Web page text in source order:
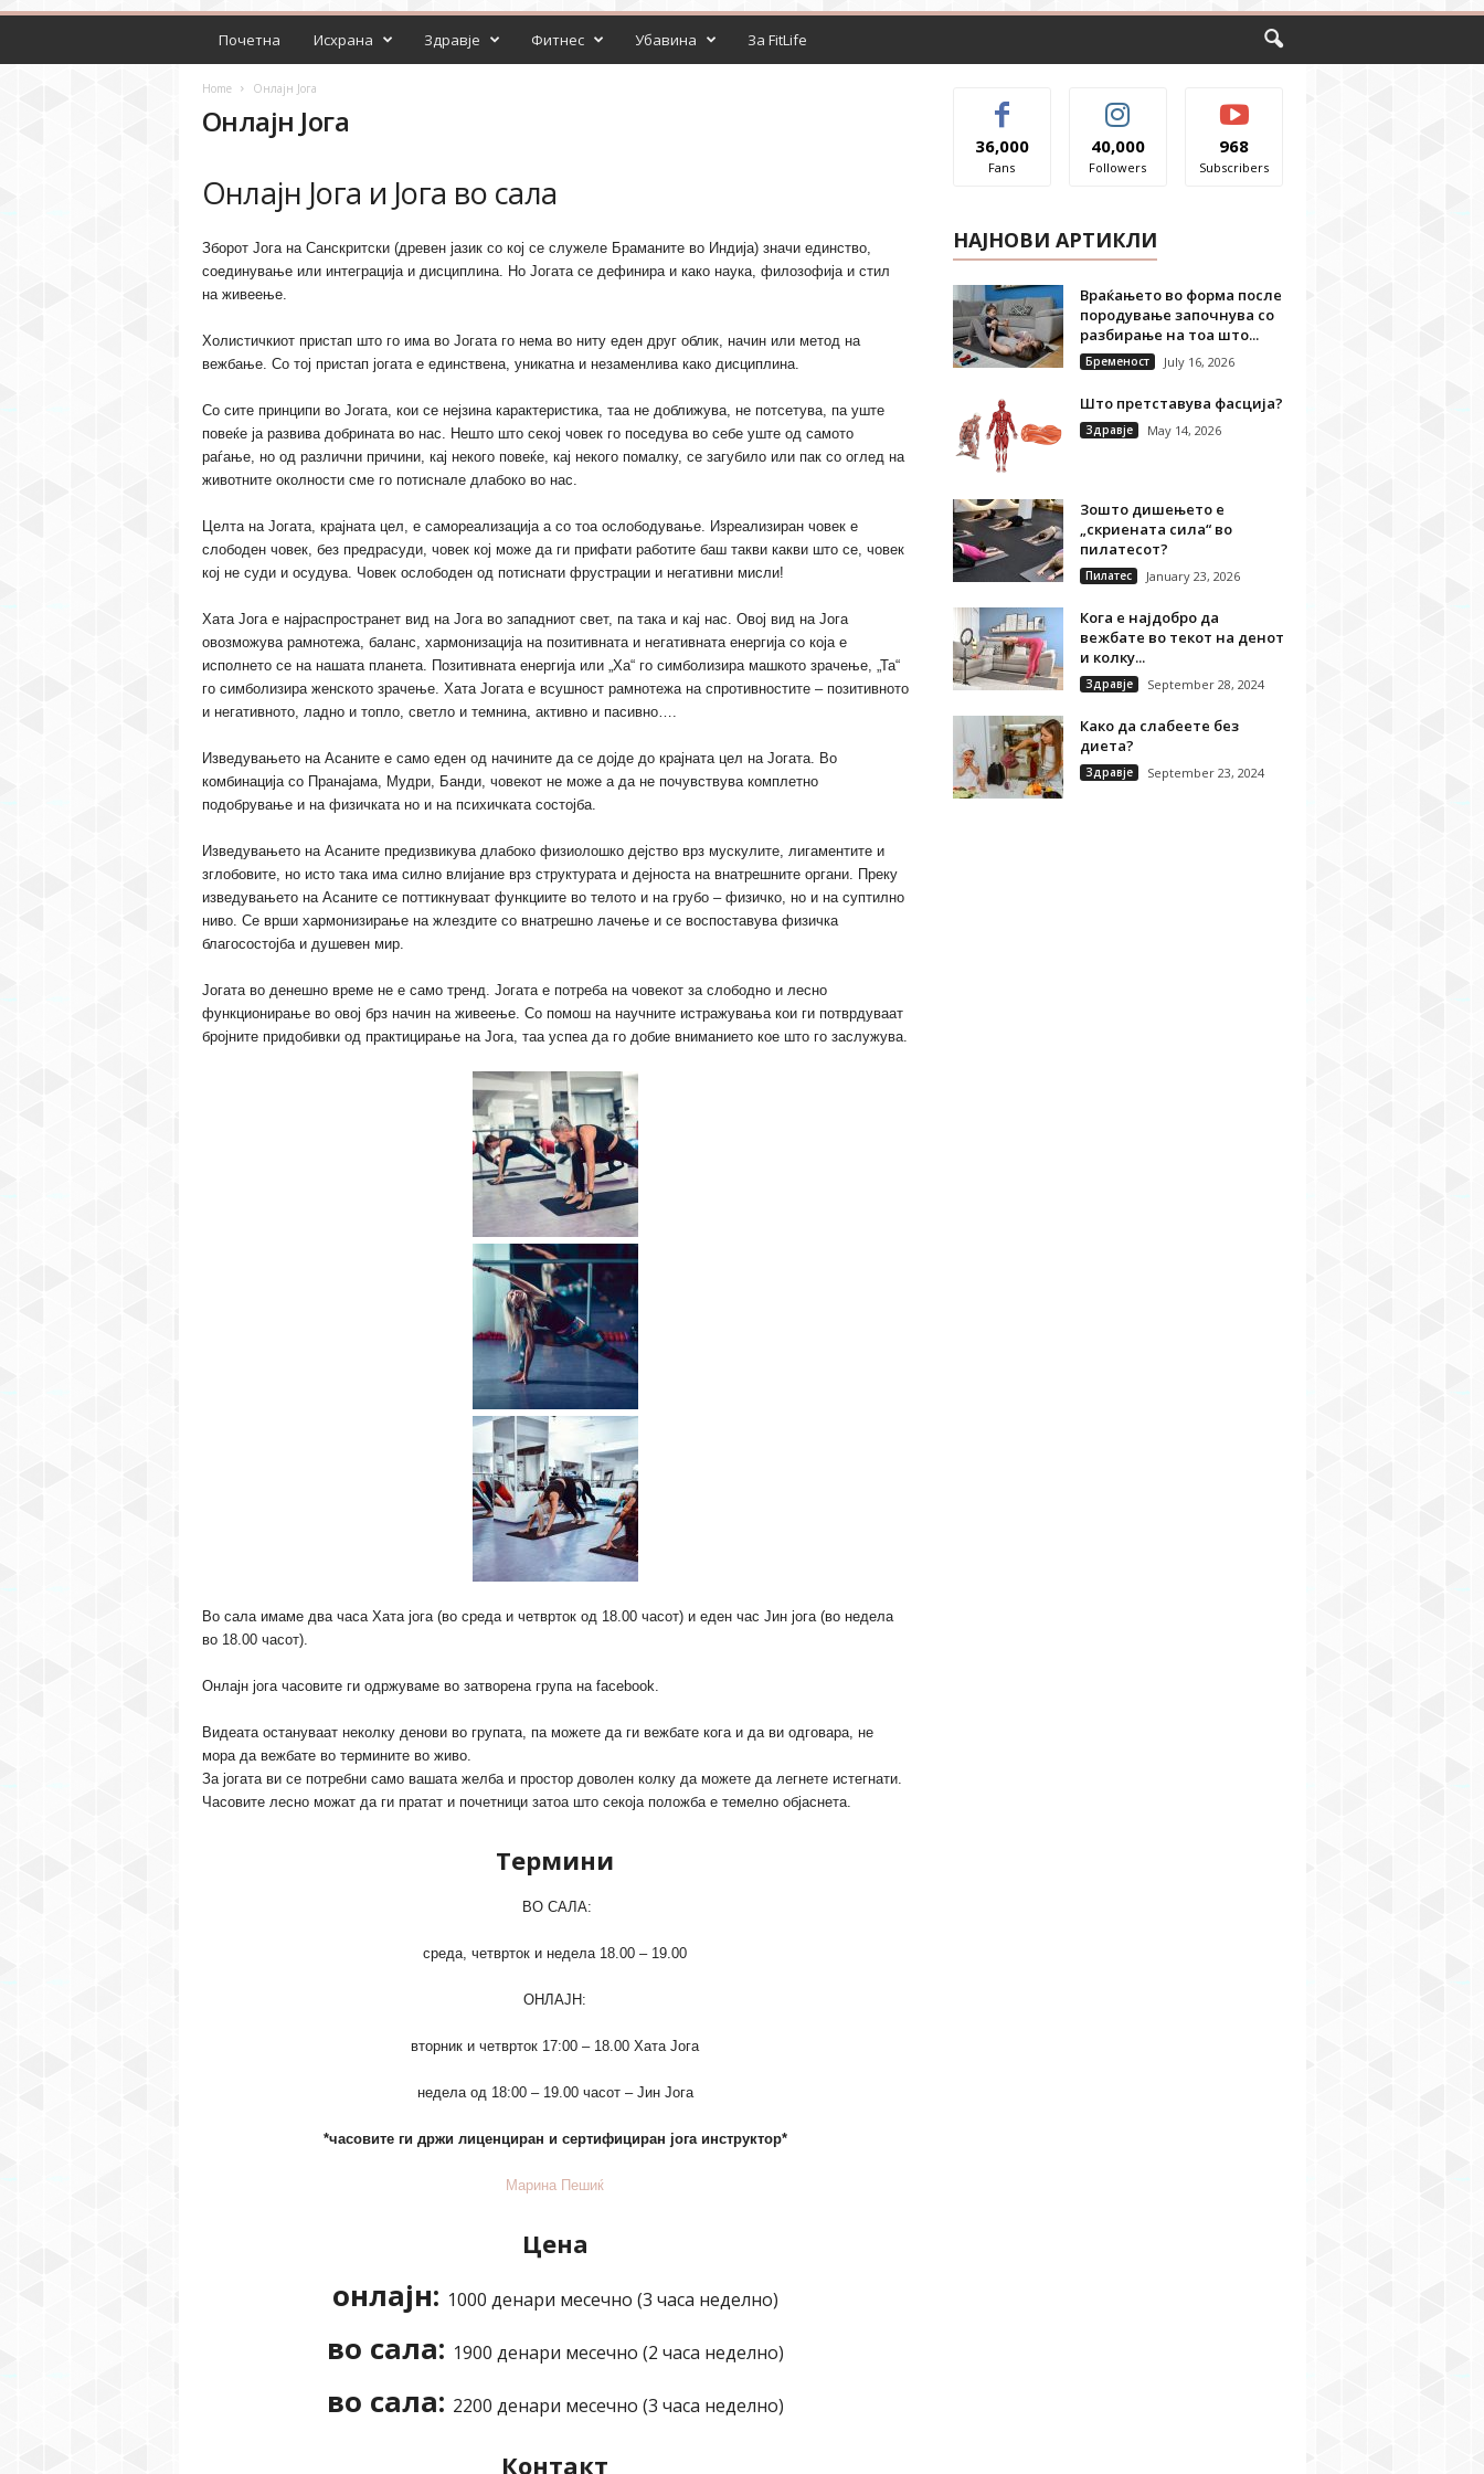
Почетна Исхрана Здравје Фитнес Убавина За FitLife
Home Онлајн Јога
Онлајн Јога
Онлајн Јога и Јога во сала
Зборот Јога на Санскритски (древен јазик со кој се служеле Браманите во Индија) значи единство,
соединување или интеграција и дисциплина. Но Јогата се дефинира и како наука, филозофија и стил
на живеење.
Холистичкиот пристап што го има во Јогата го нема во ниту еден друг облик, начин или метод на
вежбање. Со тој пристап јогата е единствена, уникатна и незаменлива како дисциплина.
Со сите принципи во Јогата, кои се нејзина карактеристика, таа не доближува, не потсетува, па уште
повеќе ја развива добрината во нас. Нешто што секој човек го поседува во себе уште од самото
раѓање, но од различни причини, кај некого повеќе, кај некого помалку, се загубило или пак со оглед на
животните околности сме го потиснале длабоко во нас.
Целта на Јогата, крајната цел, е самореализација а со тоа ослободување. Изреализиран човек е
слободен човек, без предрасуди, човек кој може да ги прифати работите баш такви какви што се, човек
кој не суди и осудува. Човек ослободен од потиснати фрустрации и негативни мисли!
Хата Јога е најраспространет вид на Јога во западниот свет, па така и кај нас. Овој вид на Јога
овозможува рамнотежа, баланс, хармонизација на позитивната и негативната енергија со која е
исполнето се на нашата планета. Позитивната енергија или „Ха“ го симболизира машкото зрачење, „Та“
го симболизира женското зрачење. Хата Јогата е всушност рамнотежа на спротивностите – позитивното
и негативното, ладно и топло, светло и темнина, активно и пасивно….
Изведувањето на Асаните е само еден од начините да се дојде до крајната цел на Јогата. Во
комбинација со Пранајама, Мудри, Банди, човекот не може а да не почувствува комплетно
подобрување и на физичката но и на психичката состојба.
Изведувањето на Асаните предизвикува длабоко физиолошко дејство врз мускулите, лигаментите и
зглобовите, но исто така има силно влијание врз структурата и дејноста на внатрешните органи. Преку
изведувањето на Асаните се поттикнуваат функциите во телото и на грубо – физичко, но и на суптилно
ниво. Се врши хармонизирање на жлездите со внатрешно лачење и се воспоставува физичка
благосостојба и душевен мир.
Јогата во денешно време не е само тренд. Јогата е потреба на човекот за слободно и лесно
функционирање во овој брз начин на живеење. Со помош на научните истражувања кои ги потврдуваат
бројните придобивки од практицирање на Јога, таа успеа да го добие вниманието кое што го заслужува.
Во сала имаме два часа Хата јога (во среда и четврток од 18.00 часот) и еден час Јин јога (во недела
во 18.00 часот).
Онлајн јога часовите ги одржуваме во затворена група на facebook.
Видеата остануваат неколку денови во групата, па можете да ги вежбате кога и да ви одговара, не
мора да вежбате во термините во живо.
За јогата ви се потребни само вашата желба и простор доволен колку да можете да легнете истегнати.
Часовите лесно можат да ги пратат и почетници затоа што секоја положба е темелно објаснета.
Термини
ВО САЛА:
среда, четврток и недела 18.00 – 19.00
ОНЛАЈН:
вторник и четврток 17:00 – 18.00 Хата Јога
недела од 18:00 – 19.00 часот – Јин Јога
*часовите ги држи лиценциран и сертифициран јога инструктор*
Марина Пешиќ
Цена
онлајн: 1000 денари месечно (3 часа неделно)
во сала: 1900 денари месечно (2 часа неделно)
во сала: 2200 денари месечно (3 часа неделно)
Контакт
36,000
Fans
40,000
Followers
968
Subscribers
НАЈНОВИ АРТИКЛИ
Враќањето во форма после
породување започнува со
разбирање на тоа што...
Бременост July 16, 2026
Што претставува фасција?
Здравје May 14, 2026
Зошто дишењето е
„скриената сила“ во
пилатесот?
Пилатес January 23, 2026
Кога е најдобро да
вежбате во текот на денот
и колку...
Здравје September 28, 2024
Како да слабеете без
диета?
Здравје September 23, 2024